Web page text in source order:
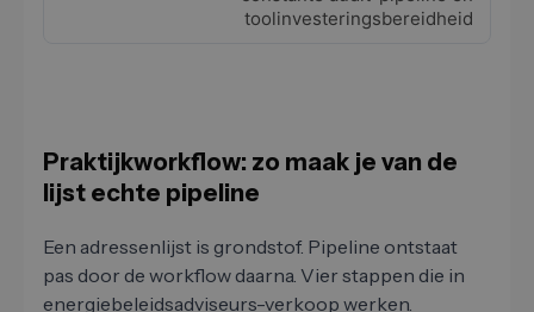
toolinvesteringsbereidheid
Praktijkworkflow: zo maak je van de
lijst echte pipeline
Een adressenlijst is grondstof. Pipeline ontstaat
pas door de workflow daarna. Vier stappen die in
energiebeleidsadviseurs-verkoop werken.